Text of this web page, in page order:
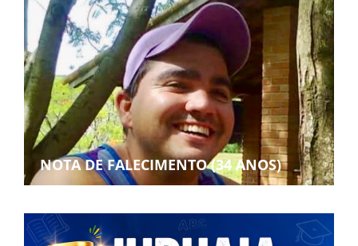
NOTA DE FALECIMENTO (34 ANOS)